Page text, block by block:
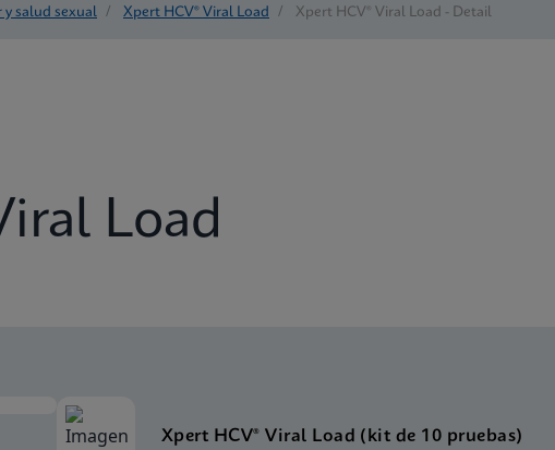
y salud sexual / Xpert HCV® Viral Load / Xpert HCV® Viral Load - Detail
Load
Xpert HCV® Viral Load (kit de 10 pruebas)